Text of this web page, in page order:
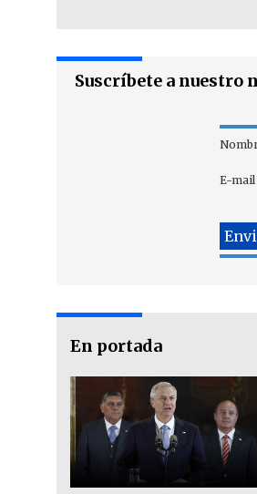
Suscríbete a nuestro
E-mail
En portada